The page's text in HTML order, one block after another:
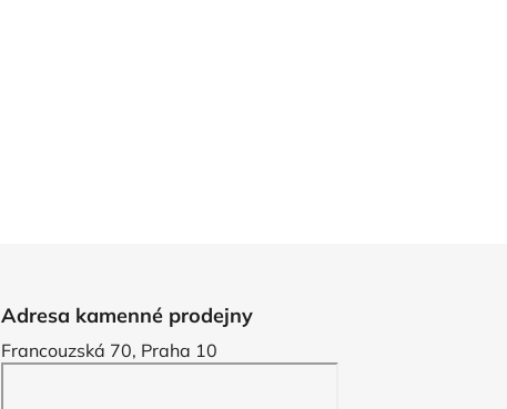
Adresa kamenné prodejny
Francouzská 70, Praha 10